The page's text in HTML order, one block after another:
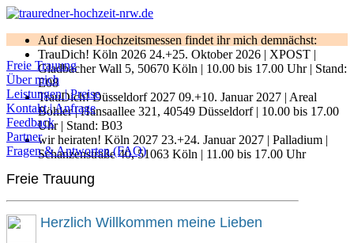
Auf diesen Hochzeitsmessen findet ihr mich demnächst:
TrauDich! Köln 2026 24.+25. Oktober 2026 | XPOST |
Gladbacher Wall 5, 50670 Köln | 10.00 bis 17.00 Uhr | Stand:
E08
TrauDich! Düsseldorf 2027 09.+10. Januar 2027 | Areal
Böhler | Hansaallee 321, 40549 Düsseldorf | 10.00 bis 17.00
Uhr | Stand: B03
wir heiraten! Köln 2027 23.+24. Januar 2027 | Palladium |
Schanzenstraße 40, 51063 Köln | 11.00 bis 17.00 Uhr
Freie Trauung
Über mich
Leistungen | Preise
Kontakt | Anfrage
Feedback
Partner
Fragen & Antworten (FAQ)
Freie Trauung
Herzlich Willkommen meine Lieben